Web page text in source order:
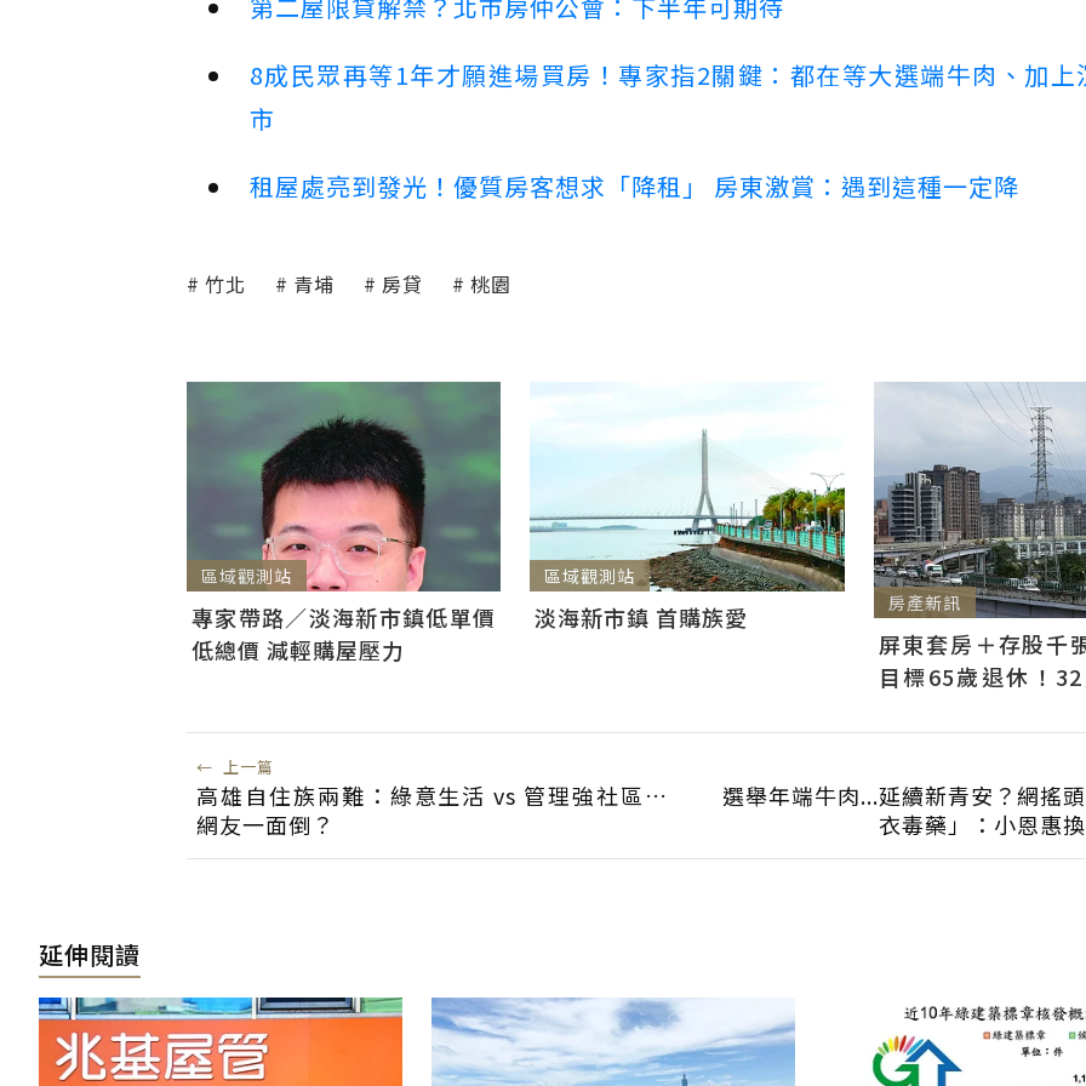
8成民眾再等1年才願進場買房！專家指2關鍵：都在等大選端牛肉、加上
市
租屋處亮到發光！優質房客想求「降租」 房東激賞：遇到這種一定降
竹北 青埔 房貸 桃園
區域觀測站
專家帶路／淡海新市鎮低單價
低總價 減輕購屋壓力
區域觀測站
淡海新市鎮 首購族愛 房產新訊
屏東套房＋存股千
目標65歲退休！
← 上一篇
高雄自住族兩難：綠意生活 vs 管理強社區…
網友一面倒？
選舉年端牛肉...延續新青安？網搖
衣毒藥」：小恩惠
延伸閱讀